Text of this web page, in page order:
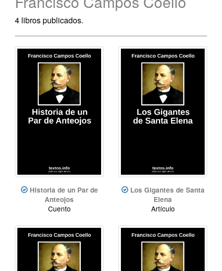
4 libros publicados.
Historia de un Par de
Anteojos
Cuento
Los Gigantes de Santa
Elena
Artículo